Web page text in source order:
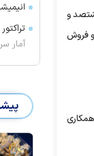
و
پایان سال مخاطبان سینما به ۳۰ میلیون نفر و فروش
همکاری
آمار